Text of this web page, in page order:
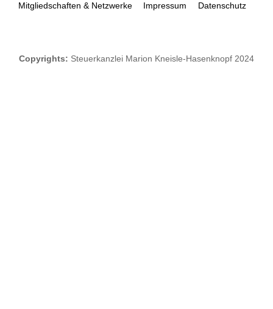
Mitgliedschaften & Netzwerke
Impressum Datenschutz
Copyrights: Steuerkanzlei Marion Kneisle-Hasenknopf 2024